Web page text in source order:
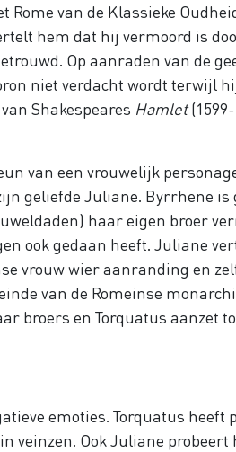
Rome van de Klassieke
hem dat hij vermoord is
Op aanraden van de
niet verdacht wordt terwijl
Shakespeares Hamlet
van een vrouwelijk
geliefde Juliane. Byrrhene is
haar eigen broer
ook gedaan heeft. Juliane
vrouw wier aanranding en
van de Romeinse
broers en Torquatus aanzet
emoties. Torquatus heeft
veinzen. Ook Juliane